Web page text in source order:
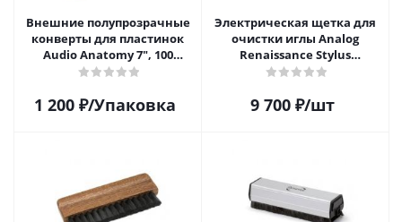
Внешние полупрозрачные
конверты для пластинок
Audio Anatomy 7", 100
микрон, полиэтилен (50 шт)
1 200₽/Упаковка
Электрическая щетка для
очистки иглы Analog
Renaissance Stylus
Vibromatic Pro-Brush
9 700₽/шт